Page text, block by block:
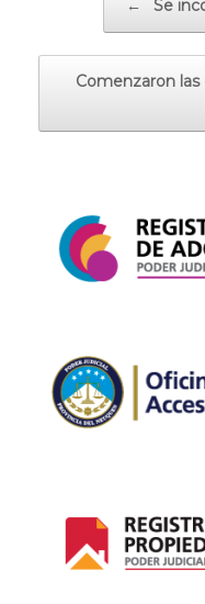
← Se
Comenzaron